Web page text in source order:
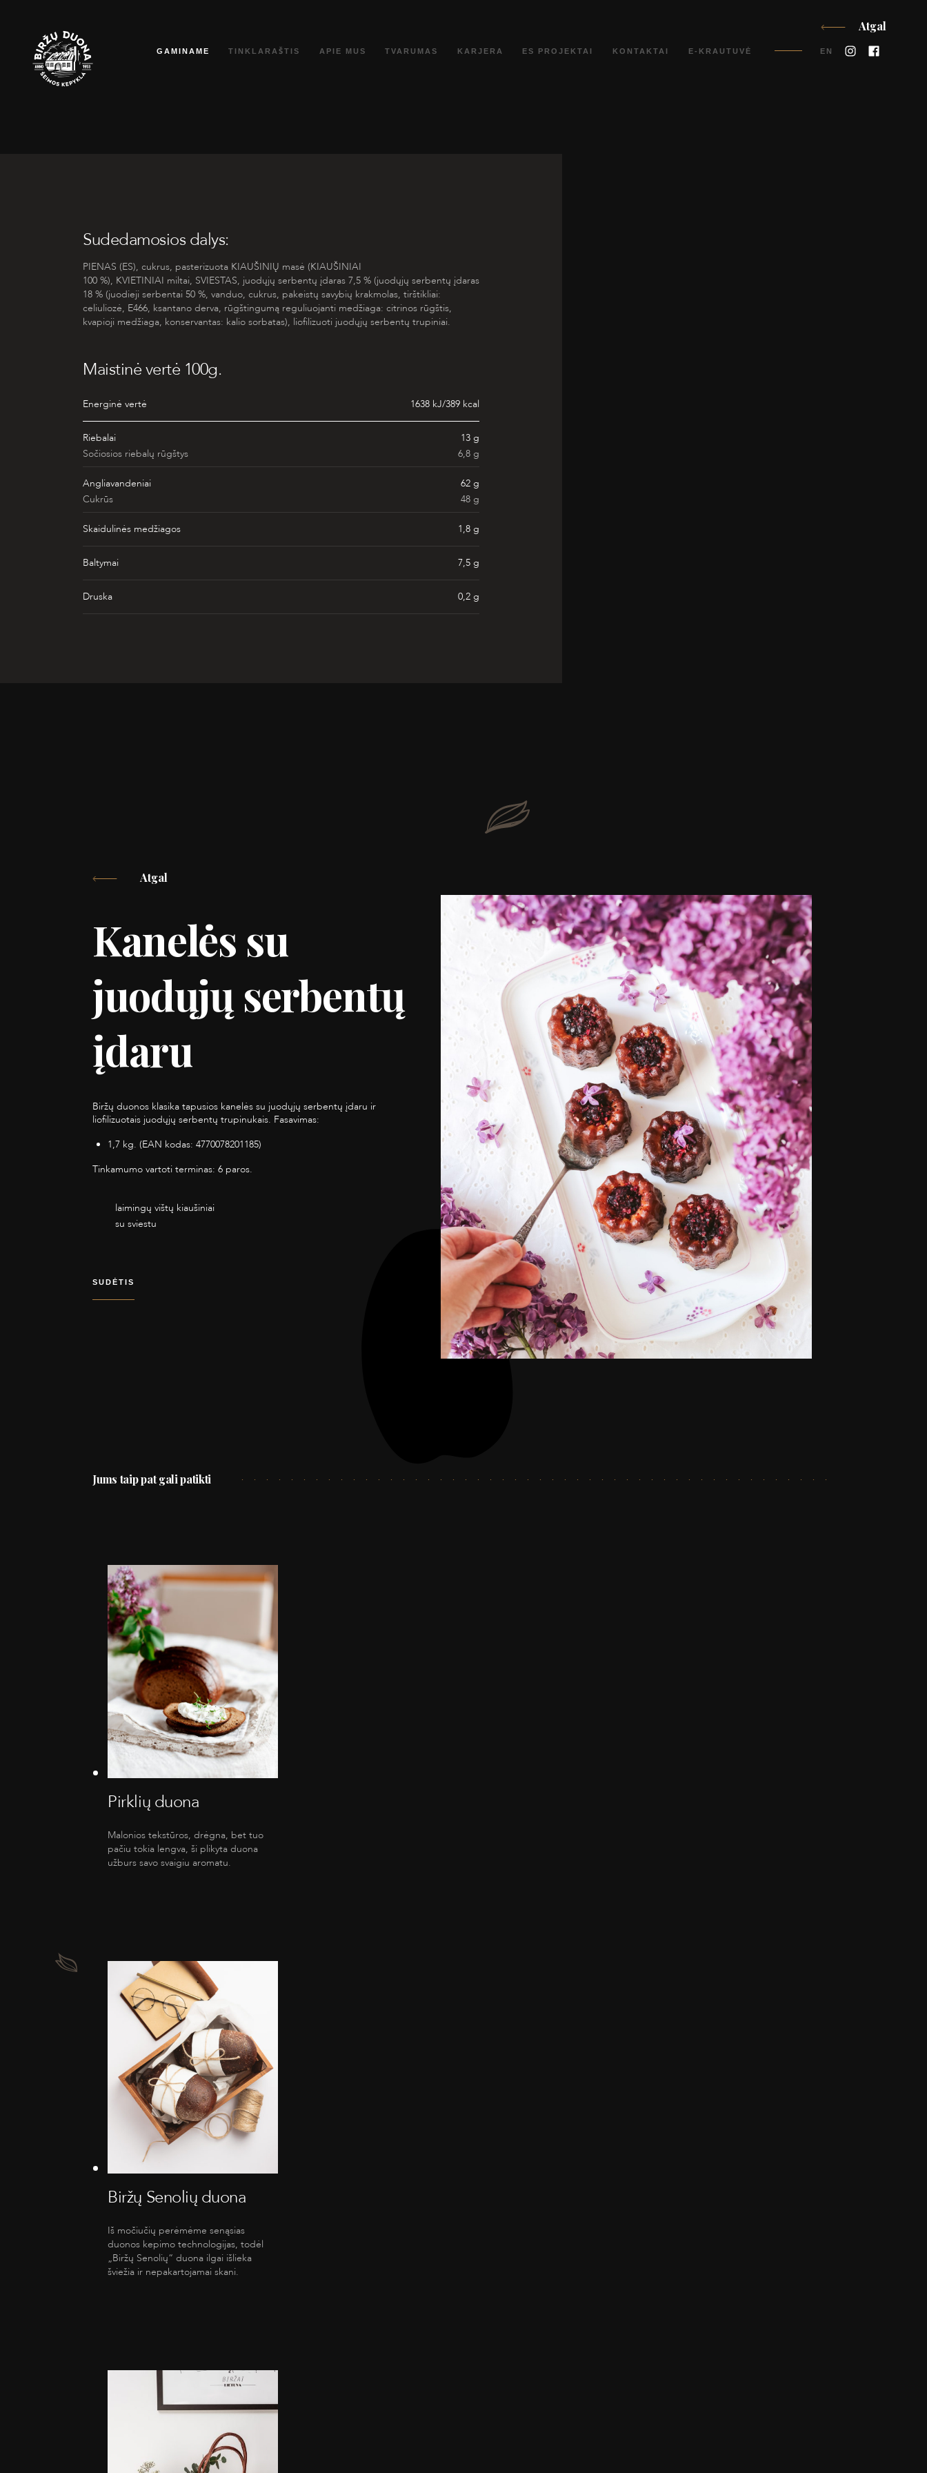
turinio
GAMINAME TINKLARAŠTIS APIE MUS TVARUMAS KARJERA ES PROJEKTAI KONTAKTAI E-KRAUTUVĖ EN Instagram
Atgal
Sudedamosios dalys:
PIENAS (ES), cukrus, pasterizuota KIAUŠINIŲ masė (KIAUŠINIAI
100 %), KVIETINIAI miltai, SVIESTAS, juodųjų serbentų įdaras 7,5 % (juodųjų serbentų įdaras
18 % (juodieji serbentai 50 %, vanduo, cukrus, pakeistų savybių krakmolas, tirštikliai:
celiuliozė, E466, ksantano derva, rūgštingumą reguliuojanti medžiaga: citrinos rūgštis,
kvapioji medžiaga, konservantas: kalio sorbatas), liofilizuoti juodųjų serbentų trupiniai.
Maistinė vertė 100g.
Energinė vertė 1638 kJ/389 kcal
Riebalai
13 g
Sočiosios riebalų rūgštys
6,8 g
Angliavandeniai
62 g
Cukrūs
48 g
Skaidulinės medžiagos 1,8 g
Baltymai 7,5 g
Druska 0,2 g
Atgal
Kanelės su
juodųjų serbentų
įdaru
Biržų duonos klasika tapusios kanelės su juodųjų serbentų įdaru ir
liofilizuotais juodųjų serbentų trupinukais. Fasavimas:
1,7 kg. (EAN kodas: 4770078201185)
Tinkamumo vartoti terminas: 6 paros.
laimingų vištų kiaušiniai
su sviestu
SUDĖTIS
Jums taip pat gali patikti
Pirklių duona
Malonios tekstūros, drėgna, bet tuo
pačiu tokia lengva, ši plikyta duona
užburs savo svaigiu aromatu.
Biržų Senolių duona
Iš močiučių perėmėme senąsias
duonos kepimo technologijas, todėl
„Biržų Senolių“ duona ilgai išlieka
šviežia ir nepakartojamai skani.